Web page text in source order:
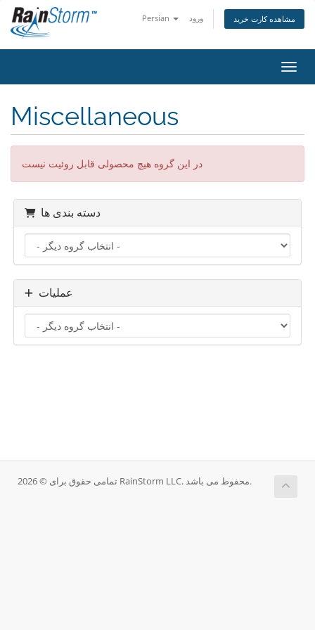
Persian ورود مشاهده کارت خرید
Miscellaneous
در این گروه هیچ محصولی قابل روئیت نیست
دسته بندی ها
عملیات
تمامی حقوق برای © 2026 RainStorm LLC. محفوط می باشد.